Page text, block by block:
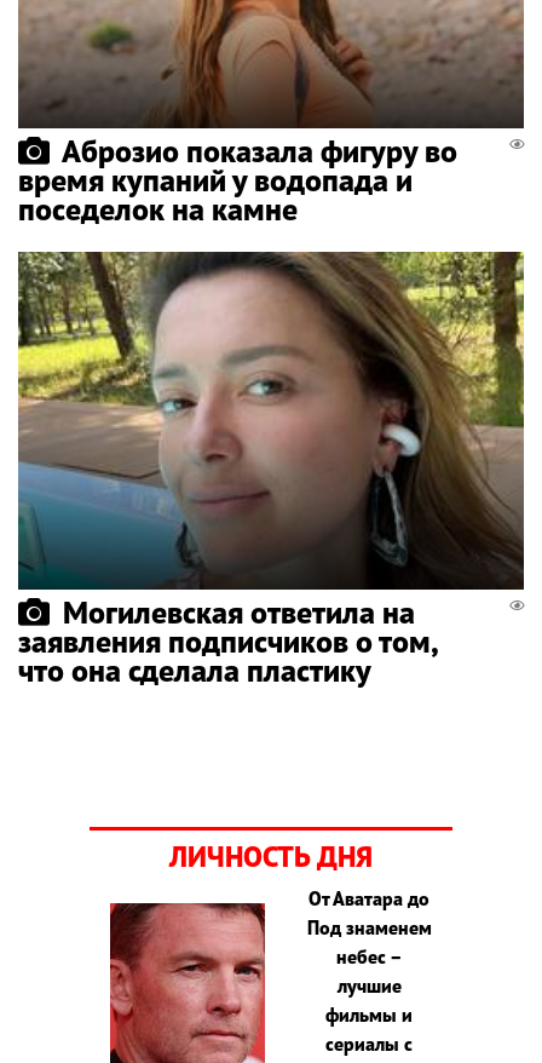
Аброзио показала фигуру во
время купаний у водопада и
поседелок на камне
Могилевская ответила на
заявления подписчиков о том,
что она сделала пластику
ЛИЧНОСТЬ ДНЯ
От Аватара до
Под знаменем
небес –
лучшие
фильмы и
сериалы с